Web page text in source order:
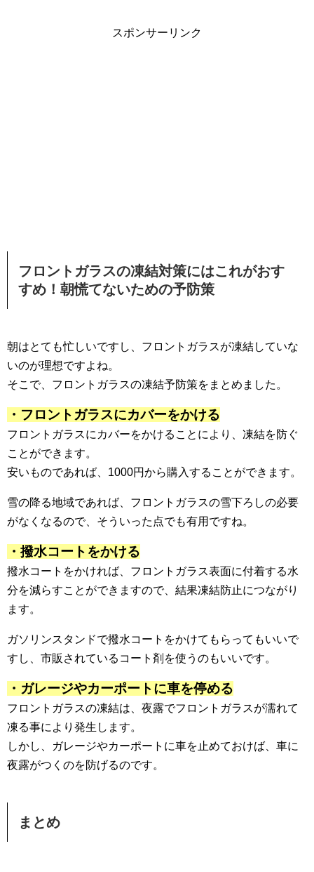
スポンサーリンク
フロントガラスの凍結対策にはこれがおす
すめ！朝慌てないための予防策
朝はとても忙しいですし、フロントガラスが凍結していな
いのが理想ですよね。
そこで、フロントガラスの凍結予防策をまとめました。
・フロントガラスにカバーをかける
フロントガラスにカバーをかけることにより、凍結を防ぐ
ことができます。
安いものであれば、1000円から購入することができます。
雪の降る地域であれば、フロントガラスの雪下ろしの必要
がなくなるので、そういった点でも有用ですね。
・撥水コートをかける
撥水コートをかければ、フロントガラス表面に付着する水
分を減らすことができますので、結果凍結防止につながり
ます。
ガソリンスタンドで撥水コートをかけてもらってもいいで
すし、市販されているコート剤を使うのもいいです。
・ガレージやカーポートに車を停める
フロントガラスの凍結は、夜露でフロントガラスが濡れて
凍る事により発生します。
しかし、ガレージやカーポートに車を止めておけば、車に
夜露がつくのを防げるのです。
まとめ